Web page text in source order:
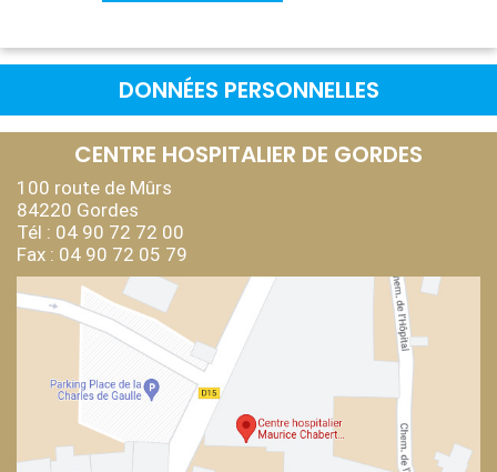
DONNÉES PERSONNELLES
CENTRE HOSPITALIER DE GORDES
100 route de Mûrs
84220 Gordes
Tél : 04 90 72 72 00
Fax : 04 90 72 05 79